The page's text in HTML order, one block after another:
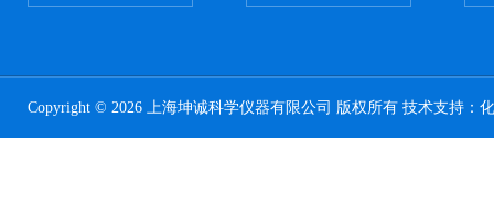
Copyright © 2026 上海坤诚科学仪器有限公司 版权所有 技术支持：